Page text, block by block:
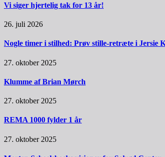
Vi siger hjertelig tak for 13 år!
26. juli 2026
Nogle timer i stilhed: Prøv stille-retræte i Jersie
27. oktober 2025
Klumme af Brian Mørch
27. oktober 2025
REMA 1000 fylder 1 år
27. oktober 2025